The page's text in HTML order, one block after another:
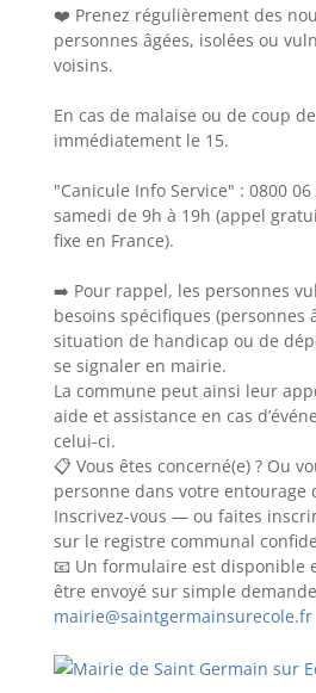
❤️ Prenez régulièrement des
personnes âgées, isolées ou
voisins.
En cas de malaise ou de coup
immédiatement le 15.
"Canicule Info Service" : 0800
samedi de 9h à 19h (appel
fixe en France).
➡️ Pour rappel, les personnes
besoins spécifiques (personnes
situation de handicap ou de
se signaler en mairie.
La commune peut ainsi leur
aide et assistance en cas
celui-ci.
📋 Vous êtes concerné(e) ? Ou
personne dans votre entourage
Inscrivez-vous — ou faites
sur le registre communal
📧 Un formulaire est disponible
être envoyé sur simple
mairie@saintgermainsurecole.fr